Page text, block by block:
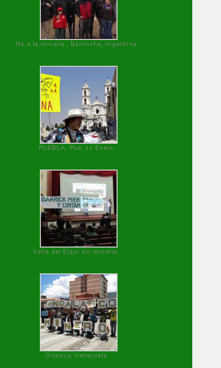
No a la minería , Bariloche, Argentina
PUEBLA, Pue, 27 Enero
Valle del Elqui sin minería.
Orinoco, Venezuela